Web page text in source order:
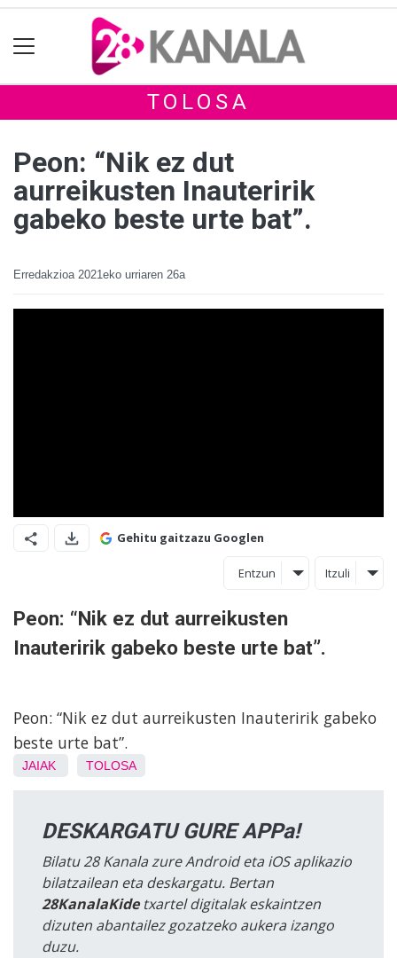
TOLOSA
Peon: “Nik ez dut
aurreikusten Inauteririk
gabeko beste urte bat”.
Erredakzioa 2021eko urriaren 26a
Gehitu gaitzazu Googlen
Entzun Itzuli
Peon: “Nik ez dut aurreikusten
Inauteririk gabeko beste urte bat”.
Peon: “Nik ez dut aurreikusten Inauteririk gabeko
beste urte bat”.
JAIAK TOLOSA
DESKARGATU GURE APPa!
Bilatu 28 Kanala zure Android eta iOS aplikazio
bilatzailean eta deskargatu. Bertan
28KanalaKidetxartel digitalak eskaintzen
dizuten abantailez gozatzeko aukera izango
duzu.